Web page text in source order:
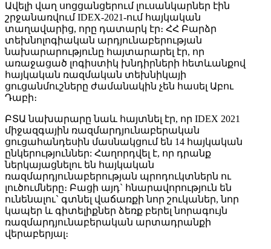
Ավելի վաղ սոցցանցերում լուսանկարներ էին
շրջանառվում IDEX-2021-ում հայկական
տաղավարից, որը դատարկ էր։ ՀՀ Բարձր
տեխնոլոգիական արդյունաբերության
նախարարությունը հայտարարել էր, որ
առաջացած լոգիստիկ խնդիրների հետևանքով
հայկական ռազմական տեխնիկայի
ցուցանմուշները ժամանակին չեն հասել Աբու
Դաբի։
ԲՏԱ նախարարը նաև հայտնել էր, որ IDEX 2021
միջազգային ռազմարդյունաբերական
ցուցահանդեսին մասնակցում են 14 հայկական
ընկերություններ: Հաղորդվել է, որ դրանք
ներկայացնելու են հայկական
ռազմարդյունաբերության պրոդուկտներն ու
լուծումները։ Բացի այդ` հնարավորություն են
ունենալու` գտնել վաճառքի նոր շուկաներ, նոր
կապեր և գիտելիքներ ձեռք բերել նորագույն
ռազմարդյունաբերական արտադրանքի
վերաբերյալ։